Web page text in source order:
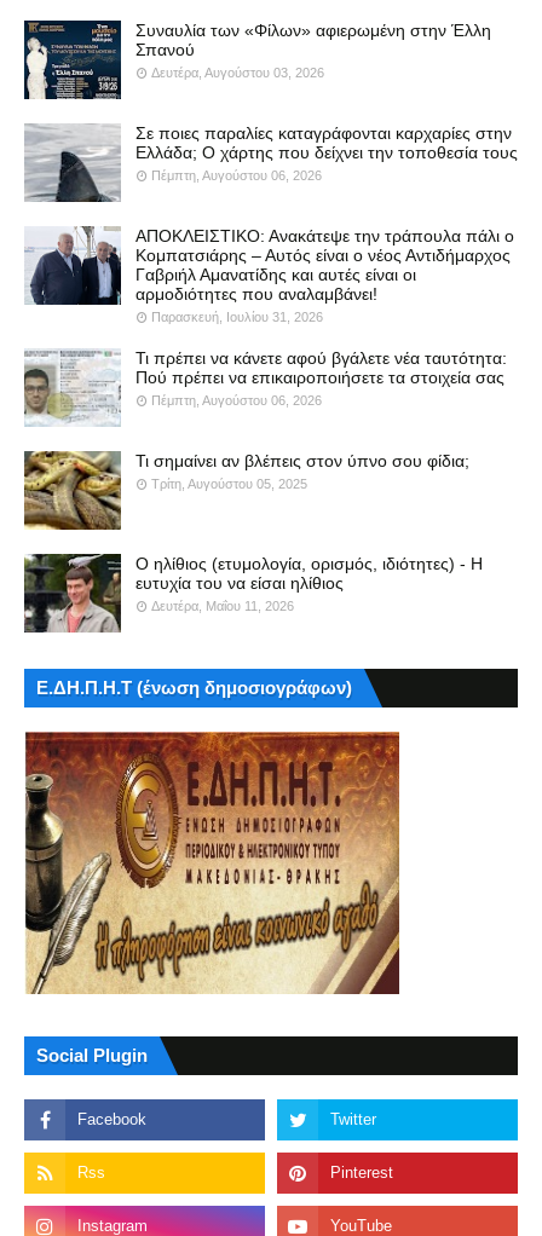
Συναυλία των «Φίλων» αφιερωμένη στην Έλλη
Σπανού
Δευτέρα, Αυγούστου 03, 2026
Σε ποιες παραλίες καταγράφονται καρχαρίες στην
Ελλάδα; Ο χάρτης που δείχνει την τοποθεσία τους
Πέμπτη, Αυγούστου 06, 2026
ΑΠΟΚΛΕΙΣΤΙΚΟ: Ανακάτεψε την τράπουλα πάλι ο
Κομπατσιάρης – Αυτός είναι ο νέος Αντιδήμαρχος
Γαβριήλ Αμανατίδης και αυτές είναι οι
αρμοδιότητες που αναλαμβάνει!
Παρασκευή, Ιουλίου 31, 2026
Τι πρέπει να κάνετε αφού βγάλετε νέα ταυτότητα:
Πού πρέπει να επικαιροποιήσετε τα στοιχεία σας
Πέμπτη, Αυγούστου 06, 2026
Τι σημαίνει αν βλέπεις στον ύπνο σου φίδια;
Τρίτη, Αυγούστου 05, 2025
Ο ηλίθιος (ετυμολογία, ορισμός, ιδιότητες) - Η
ευτυχία του να είσαι ηλίθιος
Δευτέρα, Μαΐου 11, 2026
Ε.ΔΗ.Π.Η.Τ (ένωση δημοσιογράφων)
Social Plugin